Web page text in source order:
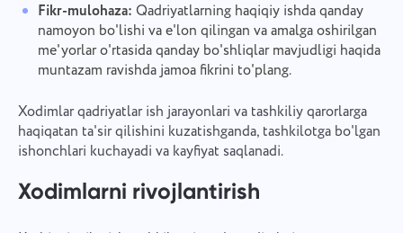
Fikr-mulohaza: Qadriyatlarning haqiqiy ishda qanday
namoyon bo'lishi va e'lon qilingan va amalga oshirilgan
me'yorlar o'rtasida qanday bo'shliqlar mavjudligi haqida
muntazam ravishda jamoa fikrini to'plang.
Xodimlar qadriyatlar ish jarayonlari va tashkiliy qarorlarga
haqiqatan ta'sir qilishini kuzatishganda, tashkilotga bo'lgan
ishonchlari kuchayadi va kayfiyat saqlanadi.
Xodimlarni rivojlantirish